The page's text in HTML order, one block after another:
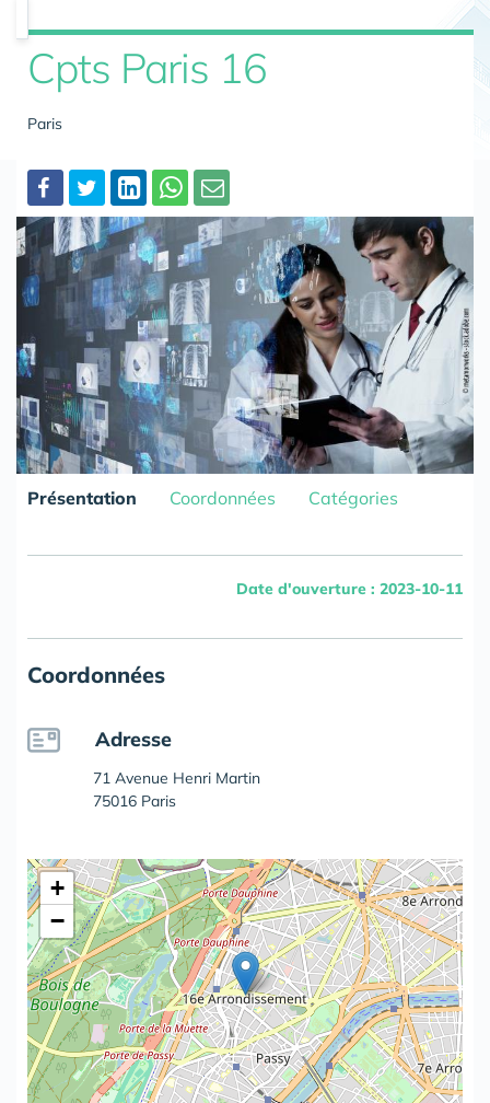
Cpts Paris 16
Paris
Partager
Présentation Coordonnées Catégories
Date d'ouverture : 2023-10-11
Coordonnées
Adresse
71 Avenue Henri Martin
75016 Paris
+
−